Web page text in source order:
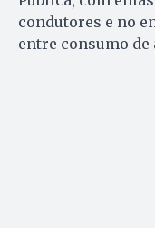
condutores e no
entre consumo de